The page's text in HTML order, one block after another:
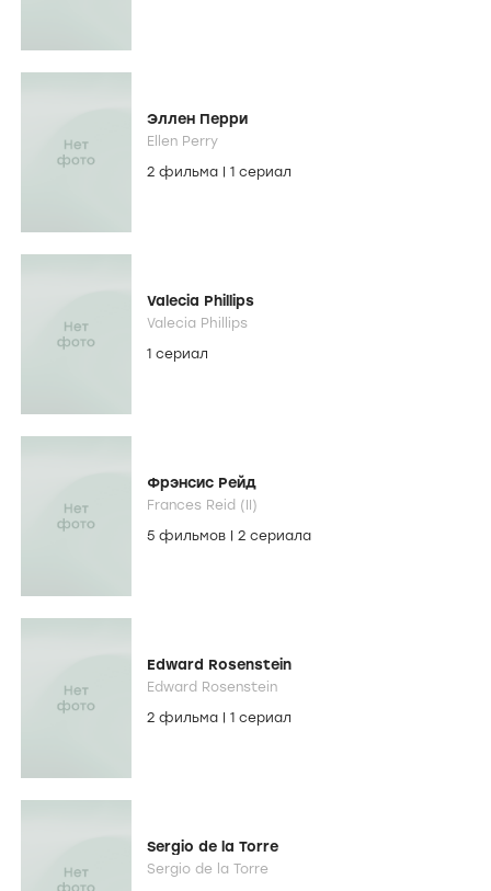
Эллен Перри
Ellen Perry
2 фильма
1 сериал
Valecia Phillips
Valecia Phillips
1 сериал
Фрэнсис Рейд
Frances Reid (II)
5 фильмов
2 сериала
Edward Rosenstein
Edward Rosenstein
2 фильма
1 сериал
Sergio de la Torre
Sergio de la Torre